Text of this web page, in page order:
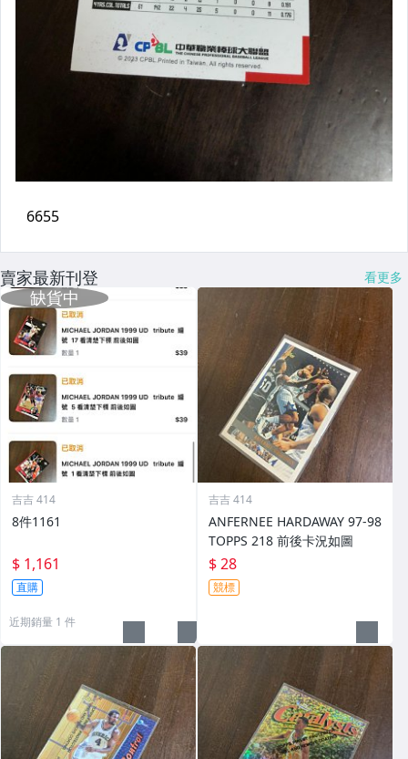
賣家最新刊登 看更多
吉吉 414
8件1161
$ 1,161
直購
近期銷量 1 件
吉吉 414
ANFERNEE HARDAWAY 97-98
TOPPS 218 前後卡況如圖
$ 28
競標